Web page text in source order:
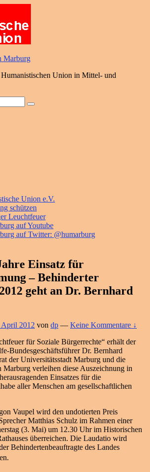
Marburg
Union in Mittel- und
Suchen
Union e.V.
schützen
Leuchtfeuer
auf Youtube
auf Twitter: @humarburg
Einsatz für
– Behinderter
geht an Dr. Bernhard
April 2012 von dp — Keine Kommentare ↓
für Soziale Bürgerrechte“ erhält der
Bundesgeschäftsführer Dr. Bernhard
der Universitätsstadt Marburg und die
verleihen diese Auszeichnung in
Einsatzes für die
aller Menschen am gesellschaftlichen
Vaupel wird den undotierten Preis
Matthias Schulz im Rahmen einer
(3. Mai) um 12.30 Uhr im Historischen
überreichen. Die Laudatio wird
Behindertenbeauftragte des Landes